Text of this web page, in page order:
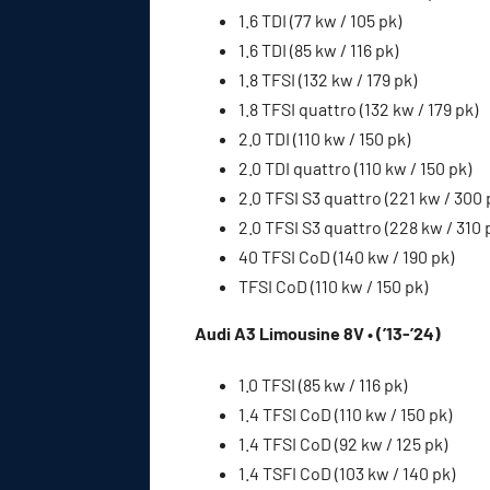
1.6 TDI (77 kw / 105 pk)
1.6 TDI (85 kw / 116 pk)
1.8 TFSI (132 kw / 179 pk)
1.8 TFSI quattro (132 kw / 179 pk)
2.0 TDI (110 kw / 150 pk)
2.0 TDI quattro (110 kw / 150 pk)
2.0 TFSI S3 quattro (221 kw / 300
2.0 TFSI S3 quattro (228 kw / 310
40 TFSI CoD (140 kw / 190 pk)
TFSI CoD (110 kw / 150 pk)
Audi A3 Limousine 8V • (’13-’24)
1.0 TFSI (85 kw / 116 pk)
1.4 TFSI CoD (110 kw / 150 pk)
1.4 TFSI CoD (92 kw / 125 pk)
1.4 TSFI CoD (103 kw / 140 pk)